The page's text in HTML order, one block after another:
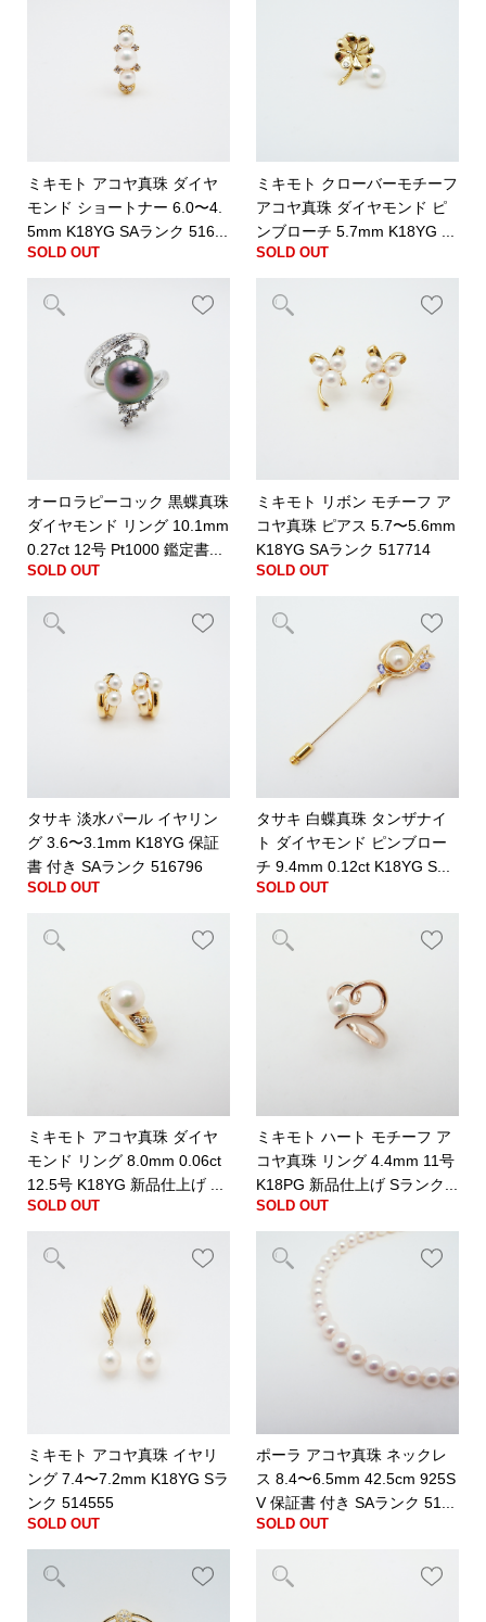
ミキモト アコヤ真珠 ダイヤ
モンド ショートナー 6.0〜4.
5mm K18YG SAランク 516...
SOLD OUT
ミキモト クローバーモチーフ
アコヤ真珠 ダイヤモンド ピ
ンブローチ 5.7mm K18YG ...
SOLD OUT
オーロラピーコック 黒蝶真珠
ダイヤモンド リング 10.1mm
0.27ct 12号 Pt1000 鑑定書...
SOLD OUT
ミキモト リボン モチーフ ア
コヤ真珠 ピアス 5.7〜5.6mm
K18YG SAランク 517714
SOLD OUT
タサキ 淡水パール イヤリン
グ 3.6〜3.1mm K18YG 保証
書 付き SAランク 516796
SOLD OUT
タサキ 白蝶真珠 タンザナイ
ト ダイヤモンド ピンブロー
チ 9.4mm 0.12ct K18YG S...
SOLD OUT
ミキモト アコヤ真珠 ダイヤ
モンド リング 8.0mm 0.06ct
12.5号 K18YG 新品仕上げ ...
SOLD OUT
ミキモト ハート モチーフ ア
コヤ真珠 リング 4.4mm 11号
K18PG 新品仕上げ Sランク...
SOLD OUT
ミキモト アコヤ真珠 イヤリ
ング 7.4〜7.2mm K18YG Sラ
ンク 514555
SOLD OUT
ポーラ アコヤ真珠 ネックレ
ス 8.4〜6.5mm 42.5cm 925S
V 保証書 付き SAランク 51...
SOLD OUT